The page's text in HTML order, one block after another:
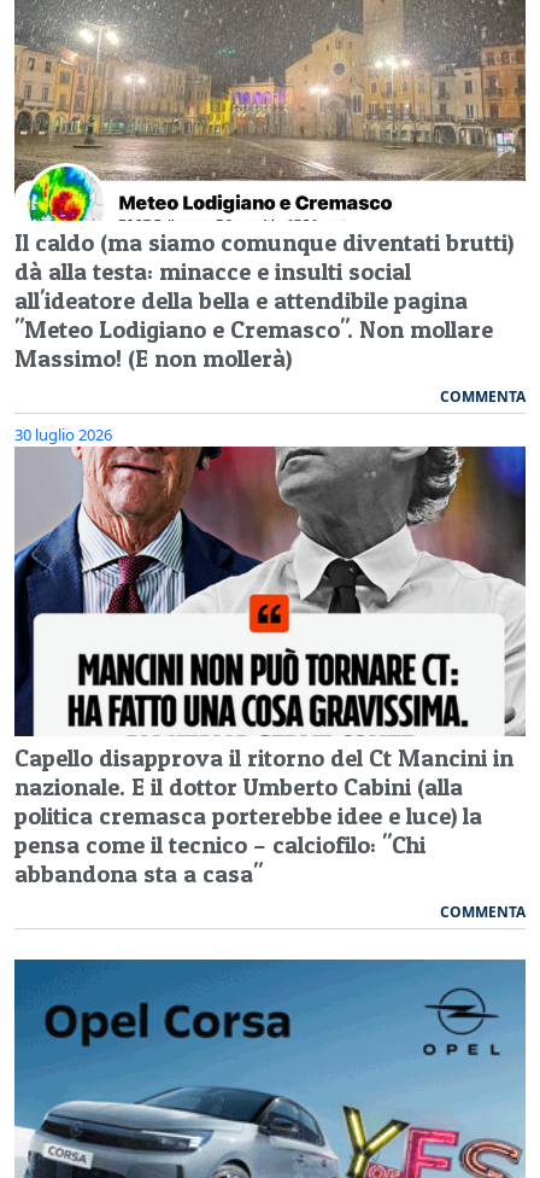
Il caldo (ma siamo comunque diventati brutti)
dà alla testa: minacce e insulti social
all'ideatore della bella e attendibile pagina
"Meteo Lodigiano e Cremasco". Non mollare
Massimo! (E non mollerà)
COMMENTA
30 luglio 2026
Capello disapprova il ritorno del Ct Mancini in
nazionale. E il dottor Umberto Cabini (alla
politica cremasca porterebbe idee e luce) la
pensa come il tecnico – calciofilo: "Chi
abbandona sta a casa"
COMMENTA